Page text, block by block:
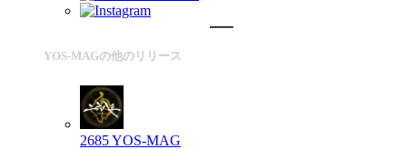
YOS-MAGの他のリリース
2685YOS-MAG